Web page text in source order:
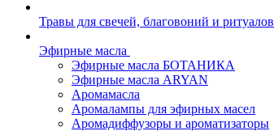
Травы для свечей, благовоний и ритуалов
Эфирные масла
Эфирные масла БОТАНИКА
Эфирные масла ARYAN
Аромамасла
Аромалампы для эфирных масел
Аромадиффузоры и ароматизаторы